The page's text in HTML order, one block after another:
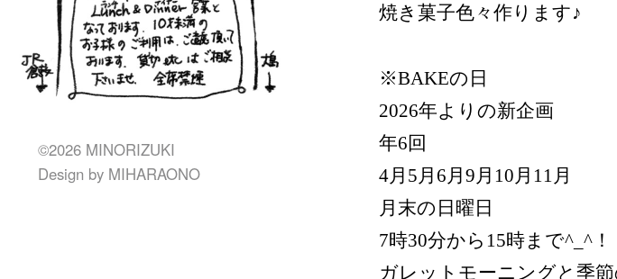
焼き菓子色々作ります♪
※BAKEの日
2026年よりの新企画
年6回
4月5月6月9月10月11月
月末の日曜日
7時30分から15時まで^_^！
ガレットモーニングと季節
©2026 MINORIZUKI
Design by MIHARAONO